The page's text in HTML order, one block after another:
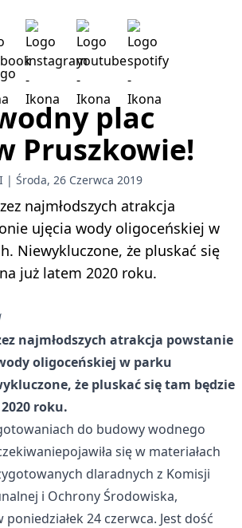
plac
Pruszkowie!
Środa, 26 Czerwca 2019
najmłodszych atrakcja
ujęcia wody oligoceńskiej w
Niewykluczone, że pluskać się
już latem 2020 roku.
najmłodszych atrakcja powstanie
oligoceńskiej w parku
że pluskać się tam będzie
roku.
do budowy wodnego
się w materiałach
dlaradnych z Komisji
i Ochrony Środowiska,
24 czerwca. Jest dość